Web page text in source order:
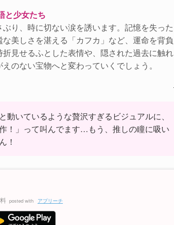
と少女たち
り、時に切ない涙を誘います。記憶を失った
美しさを湛える「カフカ」など、運命を背負
見せるふとした表情や、隠された過去に触れ
のない宝物へと変わっていくでしょう。
動いているような贅沢すぎるビジュアルに、
！」って叫んでます…もう、推しの瞳に吸い
！
posted with アプリーチ